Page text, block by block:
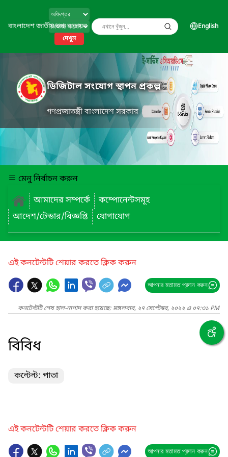
বাংলাদেশ জাতীয় তথ্য বাতায়ন
দেখুন
English
ডিজিটাল সংযোগ স্থাপন প্রকল্প
গণপ্রজাতন্ত্রী বাংলাদেশ সরকার
মেনু নির্বাচন করুন
আমাদের সম্পর্কে
কম্পোনেন্টসমূহ
আদেশ/টেন্ডার/বিজ্ঞপ্তি
যোগাযোগ
এই কনটেন্টটি শেয়ার করতে ক্লিক করুন
আপনার মতামত প্রদান করুন
কনটেন্টটি শেষ হাল-নাগাদ করা হয়েছে: মঙ্গলবার, ২৭ সেপ্টেম্বর, ২০২২ এ ০৭:৩১ PM
বিবিধ
কন্টেন্ট: পাতা
এই কনটেন্টটি শেয়ার করতে ক্লিক করুন
আপনার মতামত প্রদান করুন